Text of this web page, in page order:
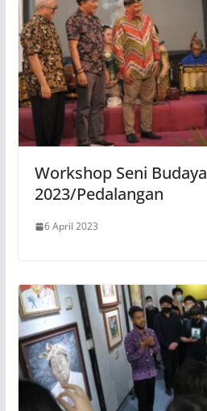
Workshop Seni Budaya
2023/Pedalangan
6 April 2023